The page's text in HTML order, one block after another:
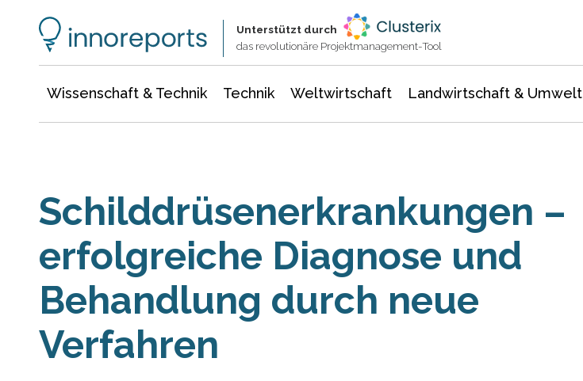
Unterstützt durch
das revolutionäre Projektmanagement-Tool
Wissenschaft & Technik Technik Weltwirtschaft Landwirtschaft & Umwelt
Schilddrüsenerkrankungen –
erfolgreiche Diagnose und
Behandlung durch neue
Verfahren